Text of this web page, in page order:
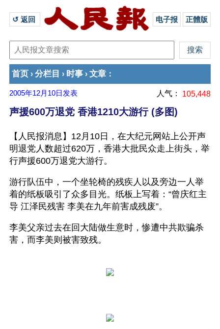
↺ 返回 电子报 正體版
首页 › 分栏目 › 时事 › 文章 ：
2005年12月10日 发表 人气： 105,448
声援600万退党 香港1210大游行 (多图)
【人民报消息】12月10日，在大纪元网站上公开声
明退党人数超过620万，香港大批民众走上街头，举
行声援600万退党大游行。
游行队伍中，一个坐轮椅的残疾人以及旁边一人举
着的纸板吸引了众多目光。纸板上写着：“曾庆红主
导 江泽民残害 李美在九年前害成残废”。
李美父亲过去在回大陆做生意时，惨遭中共欺骗杀
害，而李美则被害致残。